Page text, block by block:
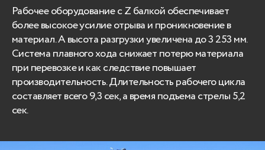
Рабочее оборудование с Z балкой обеспечивает
более высокое усилие отрыва и проникновение в
материал. А высота разгрузки увеличена до 3 253 мм.
Система плавного хода снижает потерю материала
при перевозке и как следствие повышает
производительность. Длительность рабочего цикла
составляет всего 9,3 сек, а время подъема стрелы 5,2
сек.